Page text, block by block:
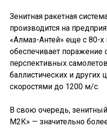
Зенитная ракетная
производится на
«Алмаз-Антей» еще с 80-х
обеспечивает
перспективных
баллистических и других
скоростями до 1200 м/с.
В свою очередь,
М2К» — значительно